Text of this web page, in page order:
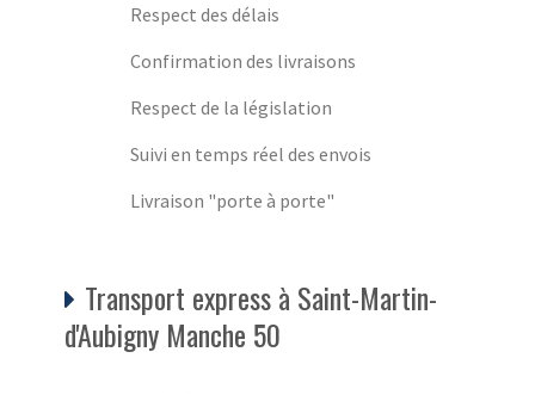
Respect des délais
Confirmation des livraisons
Respect de la législation
Suivi en temps réel des envois
Livraison "porte à porte"
Transport express à Saint-Martin-
d'Aubigny Manche 50